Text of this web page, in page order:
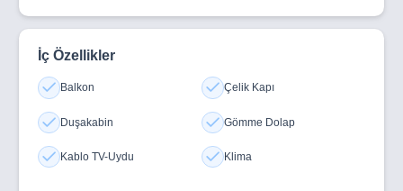
İç Özellikler
Balkon Çelik Kapı
Duşakabin Gömme Dolap
Kablo TV-Uydu Klima